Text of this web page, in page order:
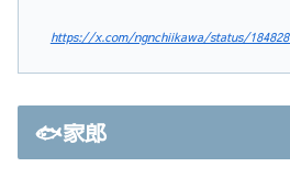
https://x.com/ngnchiikawa/status/
🐟家郎